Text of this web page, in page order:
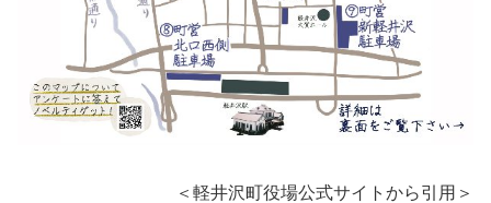
＜軽井沢町役場公式サイトから引用＞